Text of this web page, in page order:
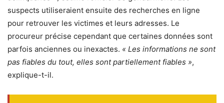
suspects utiliseraient ensuite des recherches en ligne
pour retrouver les victimes et leurs adresses. Le
procureur précise cependant que certaines données sont
parfois anciennes ou inexactes. « Les informations ne sont
pas fiables du tout, elles sont partiellement fiables »,
explique-t-il.